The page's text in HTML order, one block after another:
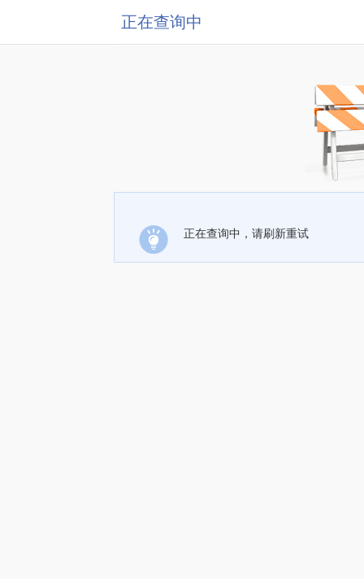
正在查询中
正在查询中，请刷新重试